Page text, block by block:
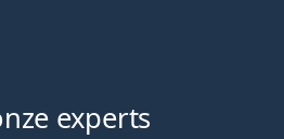
experts